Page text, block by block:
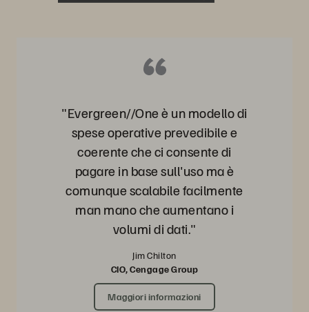
"Evergreen//One è un modello di
spese operative prevedibile e
coerente che ci consente di
pagare in base sull'uso ma è
comunque scalabile facilmente
man mano che aumentano i
volumi di dati."
Jim Chilton
CIO, Cengage Group
Maggiori informazioni